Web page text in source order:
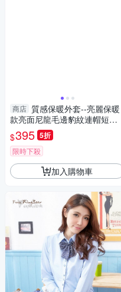
商店 質感保暖外套--亮麗保暖
款亮面尼龍毛邊豹紋連帽短版
鋪棉外套(黑.紅.紫M-L)-J64眼
圈熊中大尺碼◎
$395 5折
限時下殺
加入購物車